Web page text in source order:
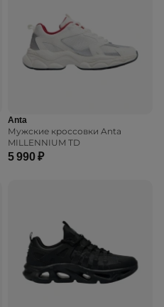
Anta
Мужские кроссовки Anta
MILLENNIUM TD
5 990 ₽